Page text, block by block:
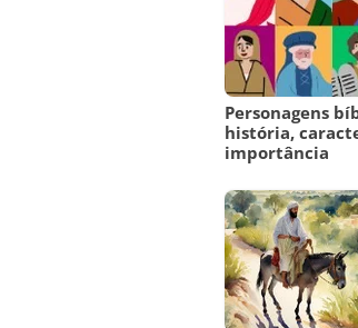
Personagens
história,
importância